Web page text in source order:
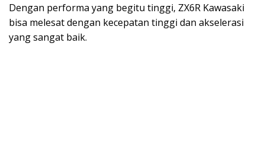
Dengan performa yang begitu tinggi, ZX6R Kawasaki
bisa melesat dengan kecepatan tinggi dan akselerasi
yang sangat baik.